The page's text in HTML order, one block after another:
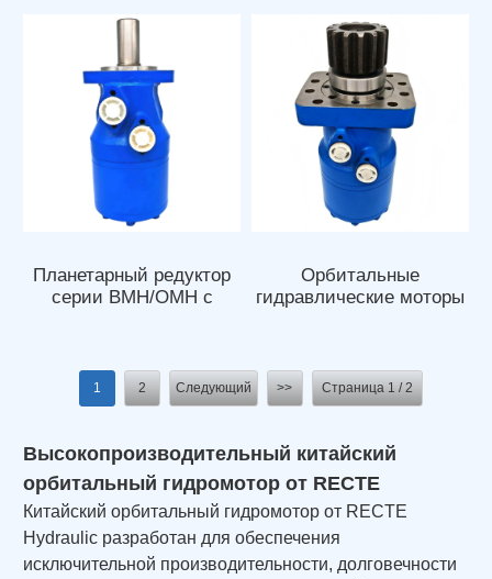
серии BM4
Планетарный редуктор
серии BMH/OMH с
Орбитальные
гидравлические моторы
1 2 Следующий >> Страница 1 / 2
Высокопроизводительный китайский
орбитальный гидромотор от RECTE
Китайский орбитальный гидромотор от RECTE
Hydraulic разработан для обеспечения
исключительной производительности, долговечности